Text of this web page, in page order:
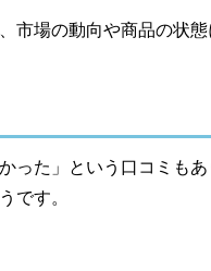
市場の動向や商品の状
った」という口コミも
です。